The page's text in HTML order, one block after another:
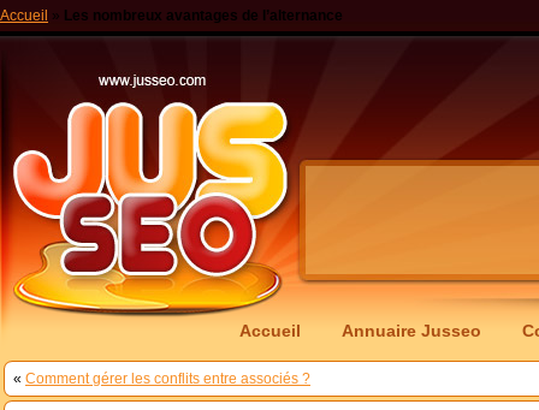
Accueil » Les nombreux avantages de l’alternance
Accueil Annuaire Jusseo
« Comment gérer les conflits entre associés ?